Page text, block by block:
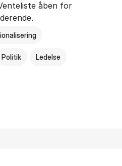
åben for
Politik Ledelse